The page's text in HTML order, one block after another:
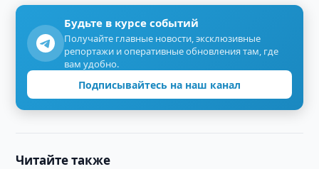
Будьте в курсе событий
Получайте главные новости, эксклюзивные
репортажи и оперативные обновления там, где
вам удобно.
Подписывайтесь на наш канал
Читайте также